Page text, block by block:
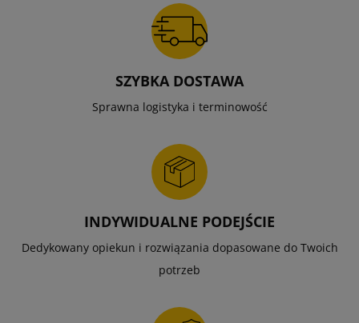
SZYBKA DOSTAWA
Sprawna logistyka i terminowość
INDYWIDUALNE PODEJŚCIE
Dedykowany opiekun i rozwiązania dopasowane do Twoich
potrzeb